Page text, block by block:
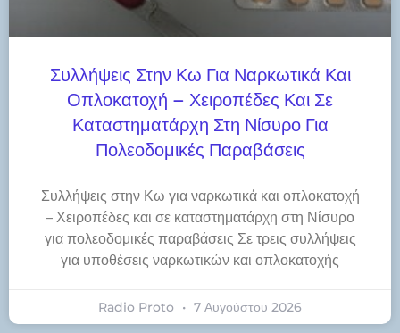
Συλλήψεις Στην Κω Για Ναρκωτικά Και
Οπλοκατοχή – Χειροπέδες Και Σε
Καταστηματάρχη Στη Νίσυρο Για
Πολεοδομικές Παραβάσεις
Συλλήψεις στην Κω για ναρκωτικά και οπλοκατοχή
– Χειροπέδες και σε καταστηματάρχη στη Νίσυρο
για πολεοδομικές παραβάσεις Σε τρεις συλλήψεις
για υποθέσεις ναρκωτικών και οπλοκατοχής
Radio Proto 7 Αυγούστου 2026